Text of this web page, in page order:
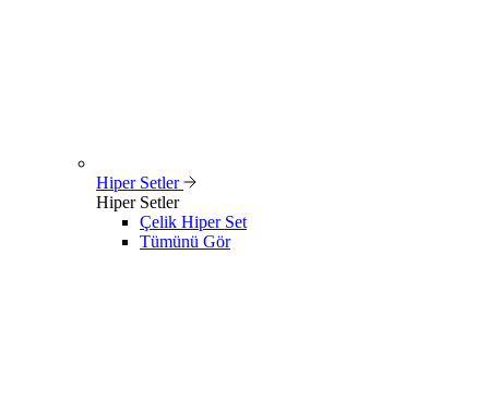
Hiper Setler
Hiper Setler
Çelik Hiper Set
Tümünü Gör